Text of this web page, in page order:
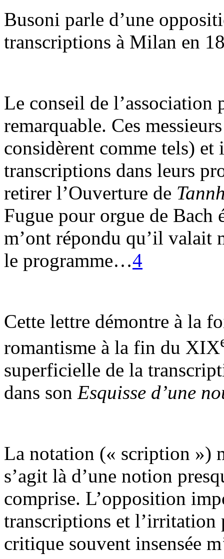
Busoni parle d’une
transcriptions à Milan en
Le conseil de l’association
remarquable. Ces
considèrent comme tels) et
transcriptions dans leurs
retirer l’Ouverture de
Fugue pour orgue de
m’ont répondu qu’il valait
le programme…4
Cette lettre démontre à la
romantisme à la fin du XIX
superficielle de la
dans son Esquisse d’une
La notation (« scription »)
s’agit là d’une notion
comprise. L’opposition
transcriptions et l’irritation
critique souvent insensée